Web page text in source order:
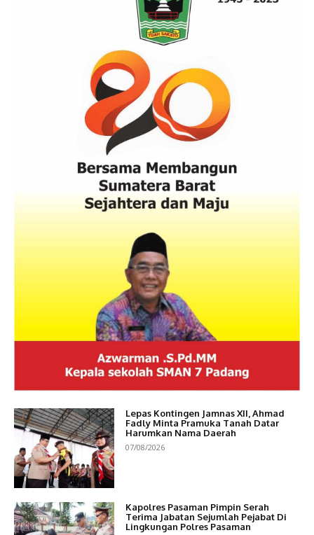
Lepas Kontingen Jamnas XII, Ahmad
Fadly Minta Pramuka Tanah Datar
Harumkan Nama Daerah
07/08/2026
Kapolres Pasaman Pimpin Serah
Terima Jabatan Sejumlah Pejabat Di
Lingkungan Polres Pasaman